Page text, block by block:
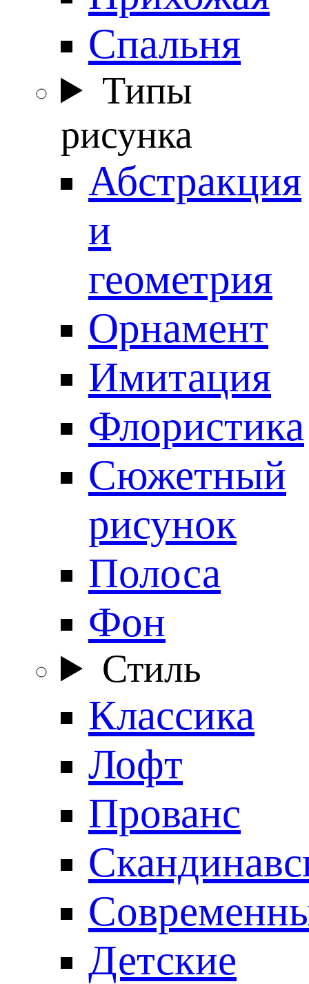
Спальня
Типы
рисунка
Абстракция
и
геометрия
Орнамент
Имитация
Флористика
Сюжетный
рисунок
Полоса
Фон
Стиль
Классика
Лофт
Прованс
Детские